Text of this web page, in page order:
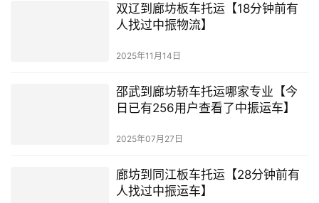
双辽到廊坊板车托运【18分钟前有
人找过中振物流】
2025年11月14日
邵武到廊坊轿车托运哪家专业【今
日已有256用户查看了中振运车】
2025年07月27日
廊坊到同江板车托运【28分钟前有
人找过中振运车】